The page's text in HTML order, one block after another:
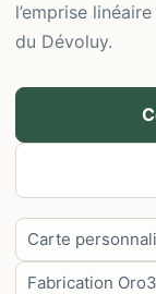
l’emprise
du Dévoluy.
Carte
Fabrication